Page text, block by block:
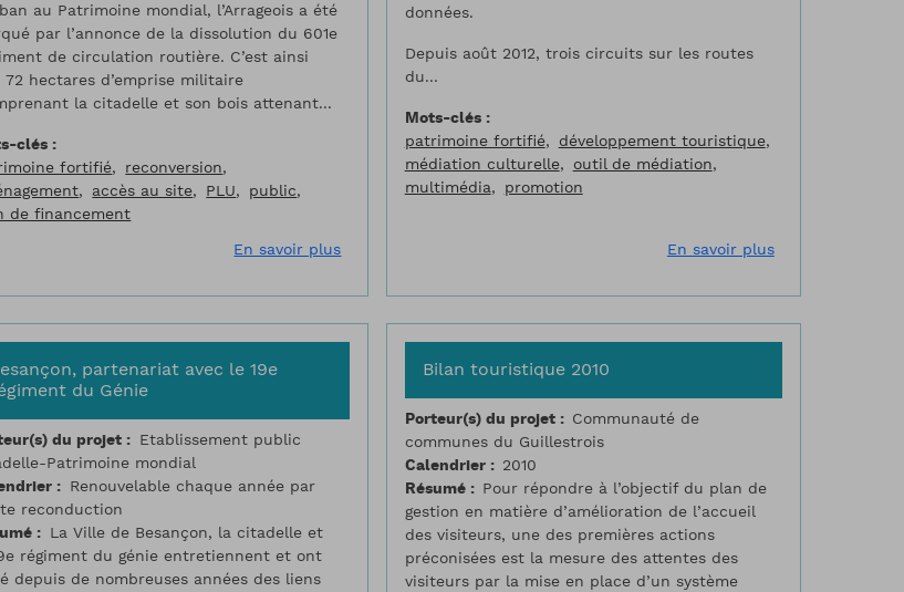
de la caserne Campana
au Patrimoine mondial, l’Arrageois a été
par l’annonce de la dissolution du 601e
de circulation routière. C’est ainsi
72 hectares d’emprise militaire
la citadelle et son bois attenant...
clés
fortifié
reconversion
accès au site PLU
public
de financement
En savoir plussur Arras, le projet de reconversion de la citadelle en quartier de ville
données.
Depuis août 2012, trois circuits sur les routes
du...
Mots-clés
patrimoine fortifié
développement touristique
médiation culturelle
outil de médiation
multimédia
promotion
En savoir plussur Baroulade
partenariat avec le 19e
du Génie
du projet
Etablissement public
Patrimoine mondial
Renouvelable chaque année par
reconduction
La Ville de Besançon, la citadelle et
régiment du génie entretiennent et ont
depuis de nombreuses années des liens
Bilan touristique 2010
Porteur(s) du projet
Communauté de
communes du Guillestrois
Calendrier
2010
Résumé
Pour répondre à l’objectif du plan de
gestion en matière d’amélioration de l’accueil
des visiteurs, une des premières actions
préconisées est la mesure des attentes des
visiteurs par la mise en place d’un système